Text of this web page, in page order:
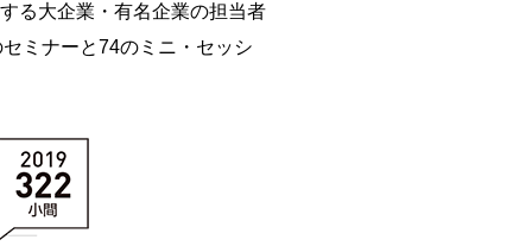
る大企業・有名企業の担当者
ミナーと74のミニ・セッシ